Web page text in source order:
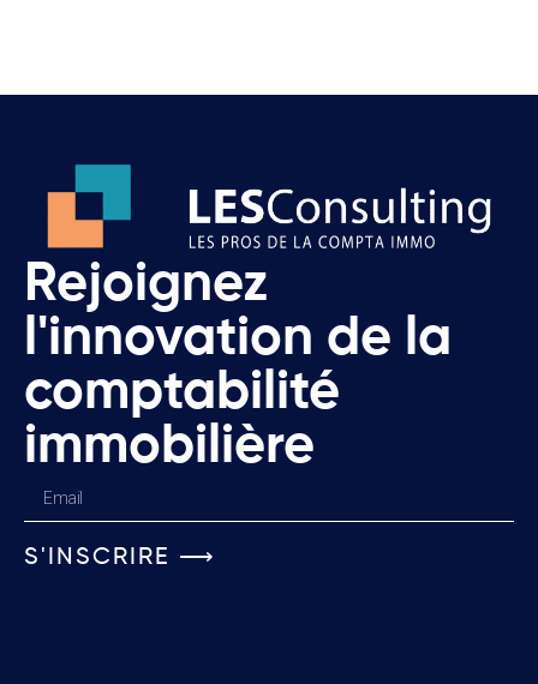
Rejoignez
l'innovation de la
comptabilité
immobilière
S'INSCRIRE ⟶